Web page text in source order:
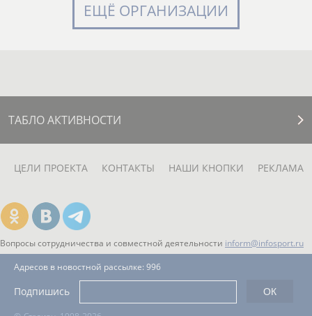
ЕЩЁ ОРГАНИЗАЦИИ
ТАБЛО АКТИВНОСТИ
ЦЕЛИ ПРОЕКТА КОНТАКТЫ НАШИ КНОПКИ РЕКЛАМА
Вопросы сотрудничества и совместной деятельности inform@infosport.ru
Адресов в новостной рассылке: 996
Подпишись